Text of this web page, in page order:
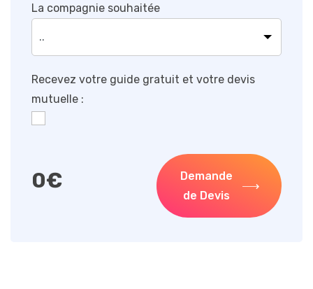
La compagnie souhaitée
Recevez votre guide gratuit et votre devis
mutuelle :
0€
Demande
de Devis